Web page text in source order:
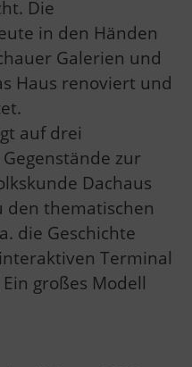
Die
in den Händen
Galerien und
Haus renoviert und
auf drei
zur
Dachaus
den thematischen
die Geschichte
Terminal
großes Modell